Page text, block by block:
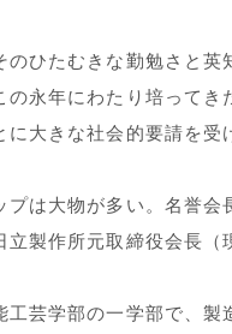
ひたむきな勤勉さと英
永年にわたり培ってき
大きな社会的要請を受
は大物が多い。名誉会
製作所元取締役会長（
芸学部の一学部で、製